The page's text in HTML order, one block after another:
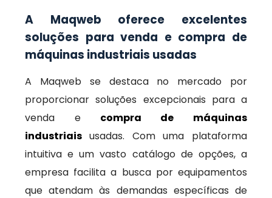
A Maqweb oferece excelentes
soluções para venda e compra de
máquinas industriais usadas
A Maqweb se destaca no mercado por
proporcionar soluções excepcionais para a
venda e compra de máquinas
industriais usadas. Com uma plataforma
intuitiva e um vasto catálogo de opções, a
empresa facilita a busca por equipamentos
que atendam às demandas específicas de